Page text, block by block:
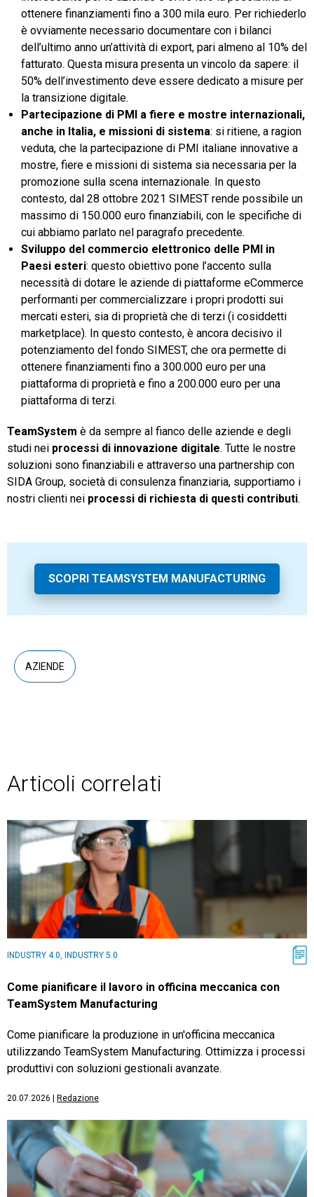
ottenere finanziamenti fino a 300 mila euro. Per richiederlo
è ovviamente necessario documentare con i bilanci
dell’ultimo anno un’attività di export, pari almeno al 10% del
fatturato. Questa misura presenta un vincolo da sapere: il
50% dell’investimento deve essere dedicato a misure per
la transizione digitale.
Partecipazione di PMI a fiere e mostre internazionali,
anche in Italia, e missioni di sistema: si ritiene, a ragion
veduta, che la partecipazione di PMI italiane innovative a
mostre, fiere e missioni di sistema sia necessaria per la
promozione sulla scena internazionale. In questo
contesto, dal 28 ottobre 2021 SIMEST rende possibile un
massimo di 150.000 euro finanziabili, con le specifiche di
cui abbiamo parlato nel paragrafo precedente.
Sviluppo del commercio elettronico delle PMI in
Paesi esteri: questo obiettivo pone l’accento sulla
necessità di dotare le aziende di piattaforme eCommerce
performanti per commercializzare i propri prodotti sui
mercati esteri, sia di proprietà che di terzi (i cosiddetti
marketplace). In questo contesto, è ancora decisivo il
potenziamento del fondo SIMEST, che ora permette di
ottenere finanziamenti fino a 300.000 euro per una
piattaforma di proprietà e fino a 200.000 euro per una
piattaforma di terzi.
TeamSystem è da sempre al fianco delle aziende e degli
studi nei processi di innovazione digitale. Tutte le nostre
soluzioni sono finanziabili e attraverso una partnership con
SIDA Group, società di consulenza finanziaria, supportiamo i
nostri clienti nei processi di richiesta di questi contributi.
SCOPRI TEAMSYSTEM MANUFACTURING
AZIENDE
Articoli correlati
INDUSTRY 4.0, INDUSTRY 5.0
Come pianificare il lavoro in officina meccanica con
TeamSystem Manufacturing
Come pianificare la produzione in un'officina meccanica
utilizzando TeamSystem Manufacturing. Ottimizza i processi
produttivi con soluzioni gestionali avanzate.
20.07.2026 Redazione